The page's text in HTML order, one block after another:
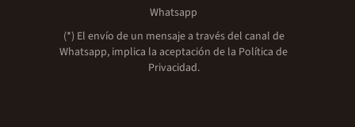
Whatsapp
(*) El envío de un mensaje a través del canal de
Whatsapp, implica la aceptación de la Política de
Privacidad.